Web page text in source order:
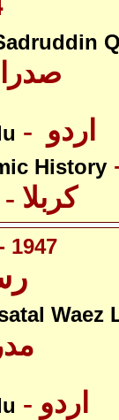
History
- کربلا
1947
Waez
- اردو